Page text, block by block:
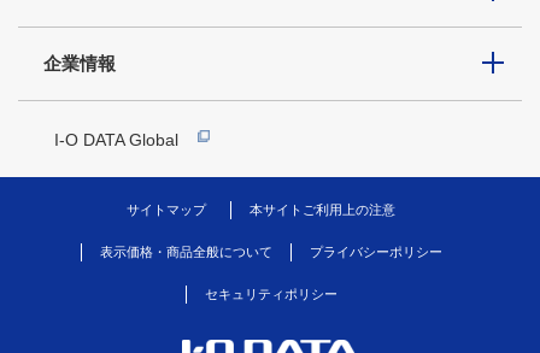
企業情報
I-O DATA Global
サイトマップ 本サイトご利用上の注意
表示価格・商品全般について プライバシーポリシー
セキュリティポリシー